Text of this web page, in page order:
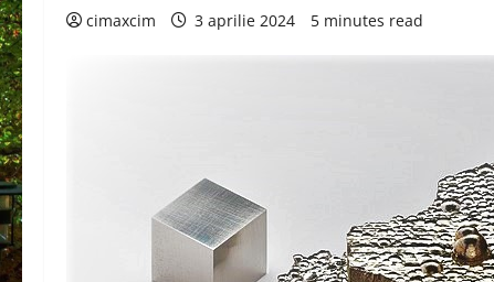
cimaxcim 3 aprilie 2024 5 minutes read